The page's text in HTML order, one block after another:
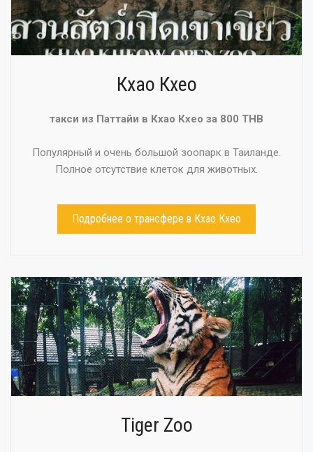
Кхао Кхео
такси из Паттайи в Кхао Кхео за 800 THB
Популярный и очень большой зоопарк в Таиланде.
Полное отсутствие клеток для животных.
Подробнее о трансфере в Кхао Кхео
Tiger Zoo